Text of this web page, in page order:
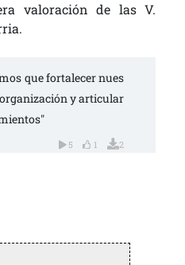
valoración de las V.
que fortalecer nues
y articular
5 1 2